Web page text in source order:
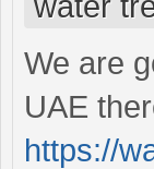
We are
UAE
https://